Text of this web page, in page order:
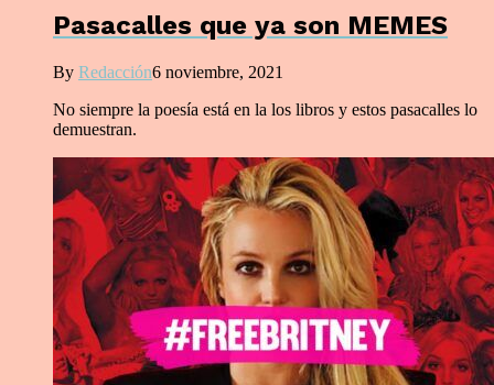
Pasacalles que ya son MEMES
By Redacción6 noviembre, 2021
No siempre la poesía está en la los libros y estos pasacalles lo
demuestran.